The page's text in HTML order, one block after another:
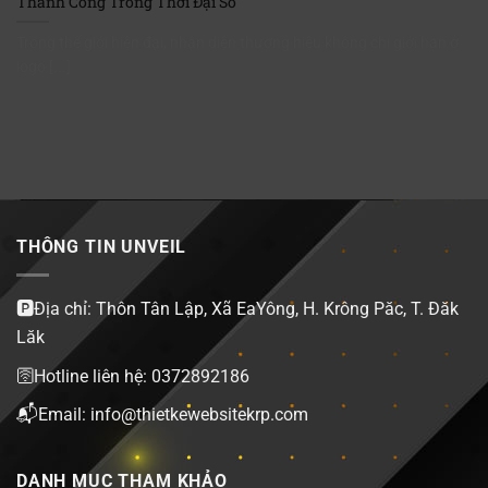
THÔNG TIN UNVEIL
🅿️Địa chỉ: Thôn Tân Lập, Xã EaYông, H. Krông Păc, T. Đăk
Lăk
🛜Hotline liên hệ: 0372892186
📬Email: info@thietkewebsitekrp.com
DANH MỤC THAM KHẢO